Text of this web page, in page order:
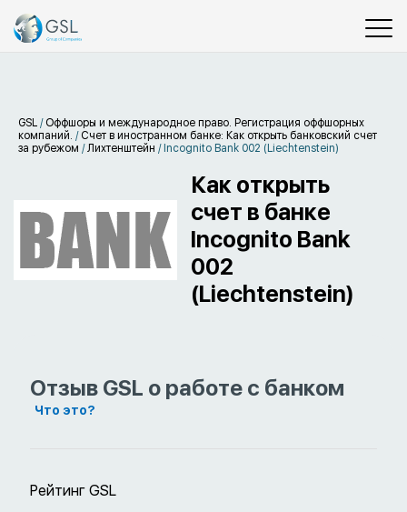
GSL / Оффшоры и международное право. Регистрация оффшорных
компаний. / Счет в иностранном банке: Как открыть банковский счет
за рубежом /Лихтенштейн / Incognito Bank 002 (Liechtenstein)
Как открыть
счет в банке
Incognito Bank
002
(Liechtenstein)
Отзыв GSL о работе с банком
Что это?
Рейтинг GSL